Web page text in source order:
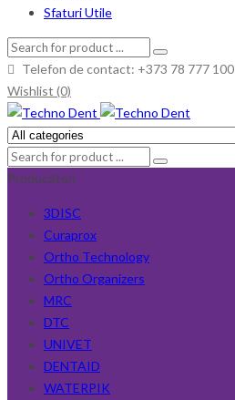
Sfaturi Utile
Telefon de contact: +373 78 777 100
Wishlist (0)
Producători
3DISC
Curaprox
Ortho Technology
Ortho Organizers
MRC
DTC
UNIVET
DENTAID
WATERPIK